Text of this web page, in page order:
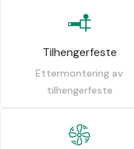
Tilhengerfeste
Ettermontering av
tilhengerfeste